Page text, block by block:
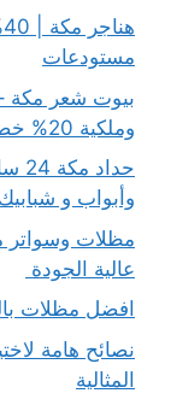
مستودعات
بيوت شعر مكة
وملكية 20% خصم
وأبواب و شبابيك
عالية الجودة
افضل مظلات بالرياض
نصائح هامة
المثالية